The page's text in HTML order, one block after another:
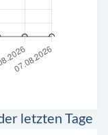
letzten Tage